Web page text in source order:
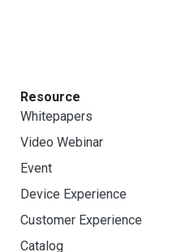
Resource
Whitepapers
Video Webinar
Event
Device Experience
Customer Experience
Catalog